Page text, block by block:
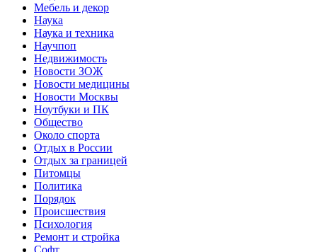
Мебель и декор
Наука
Наука и техника
Научпоп
Недвижимость
Новости ЗОЖ
Новости медицины
Новости Москвы
Ноутбуки и ПК
Общество
Около спорта
Отдых в России
Отдых за границей
Питомцы
Политика
Порядок
Происшествия
Психология
Ремонт и стройка
Софт